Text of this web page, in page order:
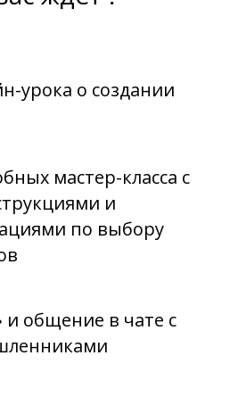
урока о создании
мастер-класса с
и
по выбору
и общение в чате с